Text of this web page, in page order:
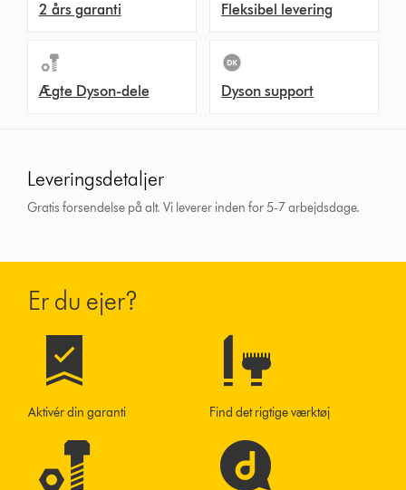
2 års garanti Fleksibel levering
Ægte Dyson-dele Dyson support
Leveringsdetaljer
Gratis forsendelse på alt. Vi leverer inden for 5-7 arbejdsdage.
Er du ejer?
Aktivér din garanti Find det rigtige værktøj